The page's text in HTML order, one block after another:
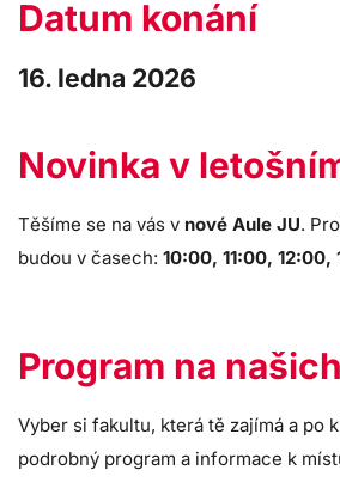
Datum konání
16. ledna 2026
Novinka v
Těšíme se na vás v nové Aule JU.
budou v časech: 10:00, 11:00, 12:00,
Program na
Vyber si fakultu, která tě zajímá a po
podrobný program a informace k